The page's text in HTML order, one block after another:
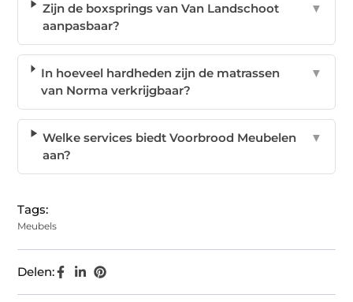
Zijn de boxsprings van Van Landschoot
aanpasbaar?
▼
In hoeveel hardheden zijn de matrassen
van Norma verkrijgbaar?
▼
Welke services biedt Voorbrood Meubelen
aan?
▼
Tags:
Meubels
Delen: